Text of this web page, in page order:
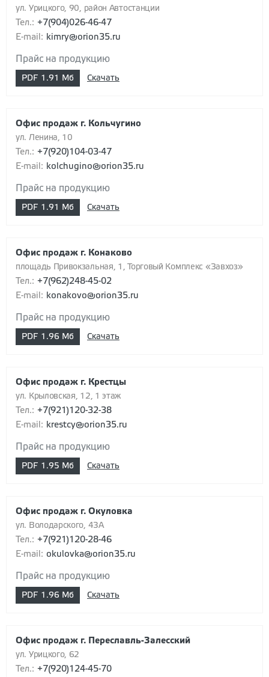
ул. Урицкого, 90, район Автостанции
Тел.: +7(904)026-46-47
E-mail: kimry@orion35.ru
Прайс на продукцию
PDF 1.91 Мб Скачать
Офис продаж г. Кольчугино
ул. Ленина, 10
Тел.: +7(920)104-03-47
E-mail: kolchugino@orion35.ru
Прайс на продукцию
PDF 1.91 Мб Скачать
Офис продаж г. Конаково
площадь Привокзальная, 1, Торговый Комплекс «Завхоз»
Тел.: +7(962)248-45-02
E-mail: konakovo@orion35.ru
Прайс на продукцию
PDF 1.96 Мб Скачать
Офис продаж г. Крестцы
ул. Крыловская, 12, 1 этаж
Тел.: +7(921)120-32-38
E-mail: krestcy@orion35.ru
Прайс на продукцию
PDF 1.95 Мб Скачать
Офис продаж г. Окуловка
ул. Володарского, 43А
Тел.: +7(921)120-28-46
E-mail: okulovka@orion35.ru
Прайс на продукцию
PDF 1.96 Мб Скачать
Офис продаж г. Переславль-Залесский
ул. Урицкого, 62
Тел.: +7(920)124-45-70